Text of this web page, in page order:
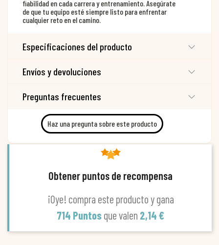
fiabilidad en cada carrera y entrenamiento. Asegúrate
de que tu equipo esté siempre listo para enfrentar
cualquier reto en el camino.
Especificaciones del producto
Envíos y devoluciones
Preguntas frecuentes
Haz una pregunta sobre este producto
Obtener puntos de recompensa
¡Oye! compra este producto y gana
714 Puntos que valen 2,14 €